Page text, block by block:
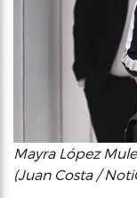
Mayra López
(Juan Costa /